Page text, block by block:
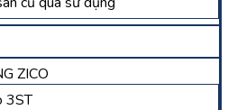
ZICO
3ST